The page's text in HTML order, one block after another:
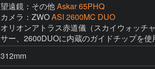
望遠鏡：その他Askar 65PHQ
カメラ：ZWOASI 2600MC DUO
オリオンアトラス赤道儀（スカイウォッチ
サー、2600DUOに内蔵のガイドチップを使
312mm